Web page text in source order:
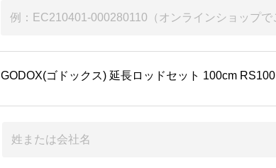
GODOX(ゴドックス) 延長ロッドセット 100cm RS100